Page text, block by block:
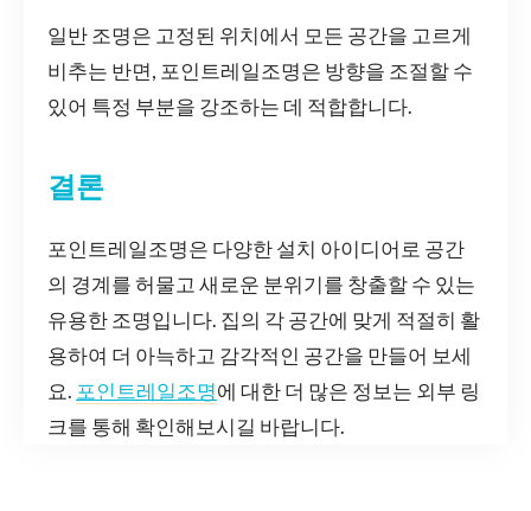
일반 조명은 고정된 위치에서 모든 공간을 고르게
비추는 반면, 포인트레일조명은 방향을 조절할 수
있어 특정 부분을 강조하는 데 적합합니다.
결론
포인트레일조명은 다양한 설치 아이디어로 공간
의 경계를 허물고 새로운 분위기를 창출할 수 있는
유용한 조명입니다. 집의 각 공간에 맞게 적절히 활
용하여 더 아늑하고 감각적인 공간을 만들어 보세
요. 포인트레일조명에 대한 더 많은 정보는 외부 링
크를 통해 확인해보시길 바랍니다.